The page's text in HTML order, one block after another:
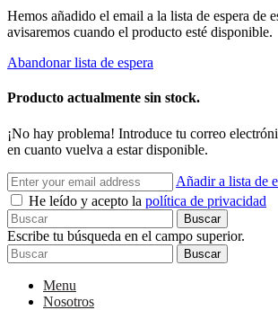
Hemos añadido el email a la lista de espera de
avisaremos cuando el producto esté disponible.
Abandonar lista de espera
Producto actualmente sin stock.
¡No hay problema! Introduce tu correo
en cuanto vuelva a estar disponible.
Añadir a lista de
He leído y acepto la política de privacidad
Buscar
Escribe tu búsqueda en el campo superior.
Buscar
Menu
Nosotros